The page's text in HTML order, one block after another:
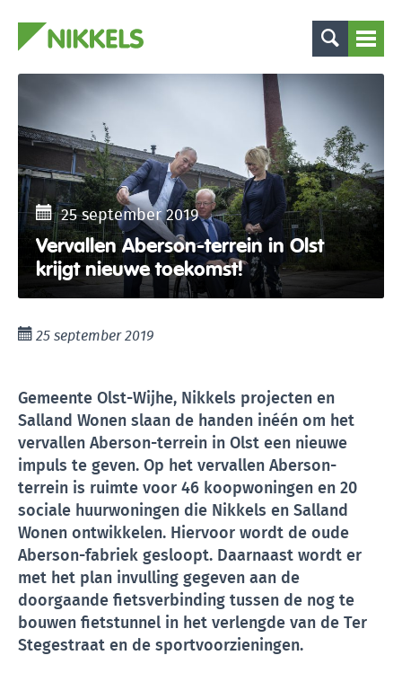
25 september 2019
Vervallen Aberson-terrein in Olst
krijgt nieuwe toekomst!
25 september 2019
Gemeente Olst-Wijhe, Nikkels projecten en
Salland Wonen slaan de handen inéén om het
vervallen Aberson-terrein in Olst een nieuwe
impuls te geven. Op het vervallen Aberson-
terrein is ruimte voor 46 koopwoningen en 20
sociale huurwoningen die Nikkels en Salland
Wonen ontwikkelen. Hiervoor wordt de oude
Aberson-fabriek gesloopt. Daarnaast wordt er
met het plan invulling gegeven aan de
doorgaande fietsverbinding tussen de nog te
bouwen fietstunnel in het verlengde van de Ter
Stegestraat en de sportvoorzieningen.